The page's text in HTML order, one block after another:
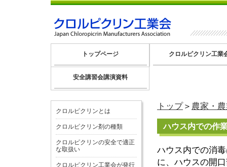
トップページ クロルピクリン工業
安全講習会講演資料
クロルピクリンとは
クロルピクリン剤の種類
クロルピクリンの安全で適正
な取扱い
クロルピクリン工業会が発行
トップ＞ 農家・
ハウス内での作
ハウス内での消
に、ハウスの開